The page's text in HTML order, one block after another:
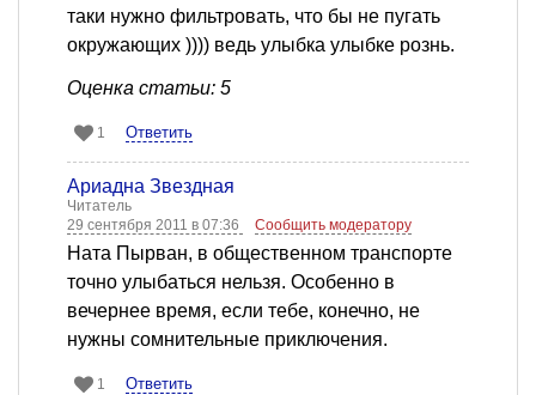
таки нужно фильтровать, что бы не пугать
окружающих )))) ведь улыбка улыбке рознь.
Оценка статьи: 5
1 Ответить
Ариадна Звездная
Читатель
29 сентября 2011 в 07:36
Сообщить модератору
Ната Пырван, в общественном транспорте
точно улыбаться нельзя. Особенно в
вечернее время, если тебе, конечно, не
нужны сомнительные приключения.
1 Ответить